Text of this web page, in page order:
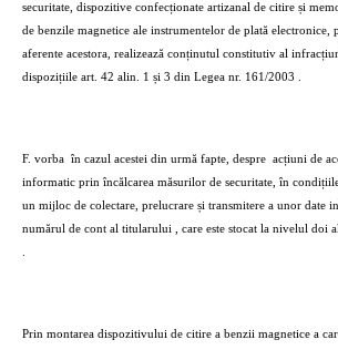
securitate, dispozitive confecționate artizanal de citire și
de benzile magnetice ale instrumentelor de plată
aferente acestora, realizează conținutul constitutiv al
dispozițiile art. 42 alin. 1 și 3 din Legea nr. 161/2003 .
F. vorba în cazul acestei din urmă fapte, despre acțiuni de
informatic prin încălcarea măsurilor de securitate, în
un mijloc de colectare, prelucrare și transmitere a unor date
numărul de cont al titularului , care este stocat la nivelul doi
Prin montarea dispozitivului de citire a benzii magnetice a